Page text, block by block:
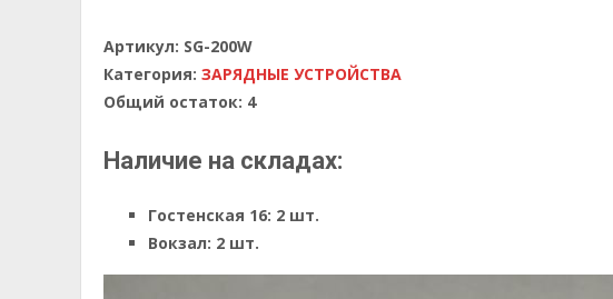
Артикул: SG-200W
Категория: ЗАРЯДНЫЕ УСТРОЙСТВА
Общий остаток: 4
Наличие на складах:
Гостенская 16: 2 шт.
Вокзал: 2 шт.